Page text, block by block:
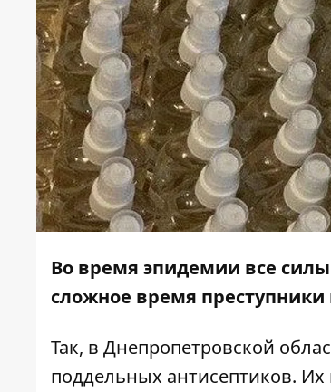
Во время эпидемии все
сложное время преступники
Так, в Днепропетровской
поддельных антисептиков.